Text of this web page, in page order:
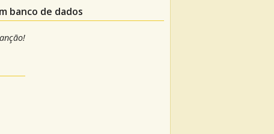
banco de dados